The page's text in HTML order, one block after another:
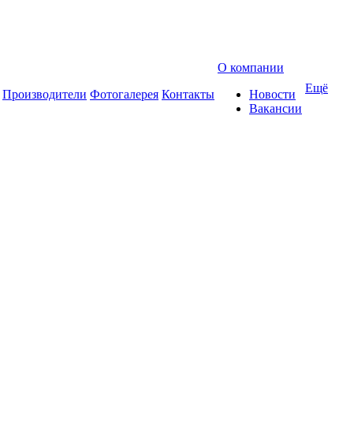
Производители Фотогалерея Контакты
О компании
Новости
Вакансии
Ещё